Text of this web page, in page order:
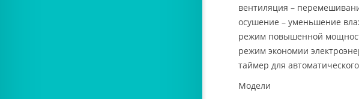
вентиляция –
осушение – уменьшение
режим повышенной
режим экономии
таймер для
Модели